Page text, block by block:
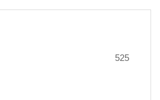
525